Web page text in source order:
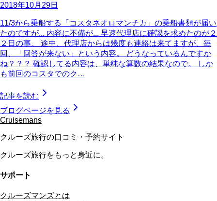
2018年10月29日
11/3から乗船する「コスタネオロマンチカ」の乗船書類が届い
たのですが... 内容に不備が... 早速代理店に確認を求めたのが２
２日の事。 途中、代理店からは幾度も連絡は来てますが、毎
回、「回答が来ない」という内容。 どうなっているんですか
ね？？？ 確認してる内容は、単純な算数の結果なので。 しか
も前回のコスタでのク…
記事を読む
ブログページを見る
Cruisemans
クルーズ旅行の口コミ・予約サイト
クルーズ旅行をもっと身近に。
サポート
クルーズマンズとは